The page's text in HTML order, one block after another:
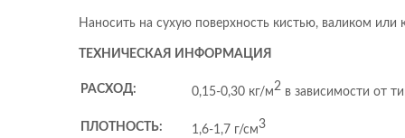
Наносить на сухую поверхность кистью, валиком или
ТЕХНИЧЕСКАЯ ИНФОРМАЦИЯ
РАСХОД: 0,15-0,30 кг/м2 в зависимости от
ПЛОТНОСТЬ: 1,6-1,7 г/см3